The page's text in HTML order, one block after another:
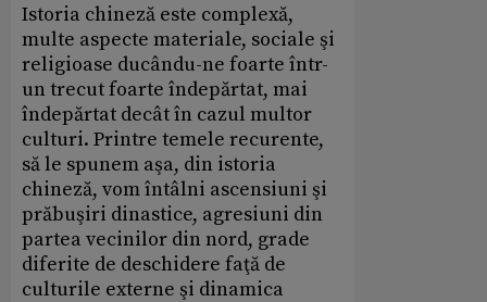
Istoria chineză este complexă,
multe aspecte materiale, sociale şi
religioase ducându-ne foarte într-
un trecut foarte îndepărtat, mai
îndepărtat decât în cazul multor
culturi. Printre temele recurente,
să le spunem aşa, din istoria
chineză, vom întâlni ascensiuni şi
prăbuşiri dinastice, agresiuni din
partea vecinilor din nord, grade
diferite de deschidere faţă de
culturile externe şi dinamica